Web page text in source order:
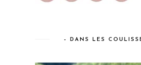
– DANS LES